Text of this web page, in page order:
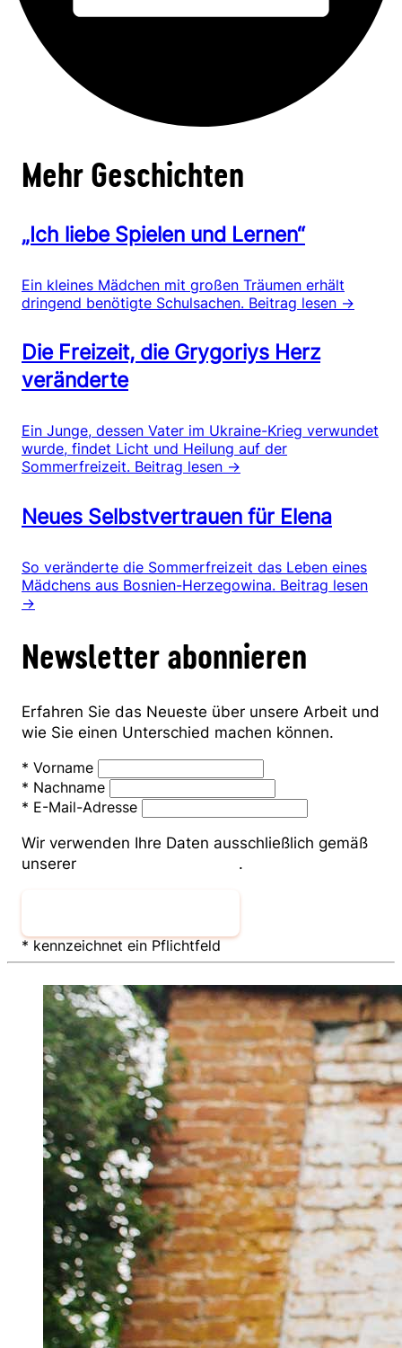
Mehr Geschichten
„Ich liebe Spielen und Lernen“
Ein kleines Mädchen mit großen Träumen erhält
dringend benötigte Schulsachen. Beitrag lesen →
Die Freizeit, die Grygoriys Herz
veränderte
Ein Junge, dessen Vater im Ukraine-Krieg verwundet
wurde, findet Licht und Heilung auf der
Sommerfreizeit. Beitrag lesen →
Neues Selbstvertrauen für Elena
So veränderte die Sommerfreizeit das Leben eines
Mädchens aus Bosnien-Herzegowina. Beitrag lesen
→
Newsletter abonnieren
Erfahren Sie das Neueste über unsere Arbeit und
wie Sie einen Unterschied machen können.
* Vorname
* Nachname
* E-Mail-Adresse
Wir verwenden Ihre Daten ausschließlich gemäß
unserer
.
* kennzeichnet ein Pflichtfeld